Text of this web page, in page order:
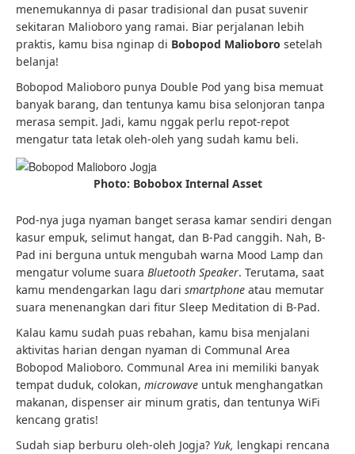
menemukannya di pasar tradisional dan pusat suvenir
sekitaran Malioboro yang ramai. Biar perjalanan lebih
praktis, kamu bisa nginap di Bobopod Malioboro setelah
belanja!
Bobopod Malioboro punya Double Pod yang bisa memuat
banyak barang, dan tentunya kamu bisa selonjoran tanpa
merasa sempit. Jadi, kamu nggak perlu repot-repot
mengatur tata letak oleh-oleh yang sudah kamu beli.
Photo: Bobobox Internal Asset
Pod-nya juga nyaman banget serasa kamar sendiri dengan
kasur empuk, selimut hangat, dan B-Pad canggih. Nah, B-
Pad ini berguna untuk mengubah warna Mood Lamp dan
mengatur volume suara Bluetooth Speaker. Terutama, saat
kamu mendengarkan lagu dari smartphone atau memutar
suara menenangkan dari fitur Sleep Meditation di B-Pad.
Kalau kamu sudah puas rebahan, kamu bisa menjalani
aktivitas harian dengan nyaman di Communal Area
Bobopod Malioboro. Communal Area ini memiliki banyak
tempat duduk, colokan, microwave untuk menghangatkan
makanan, dispenser air minum gratis, dan tentunya WiFi
kencang gratis!
Sudah siap berburu oleh-oleh Jogja? Yuk, lengkapi rencana